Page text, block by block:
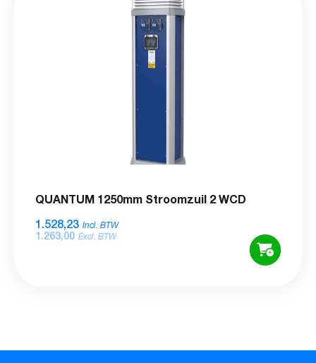
QUANTUM 1250mm Stroomzuil 2 WCD
1.528,23 Incl. BTW
1.263,00 Excl. BTW